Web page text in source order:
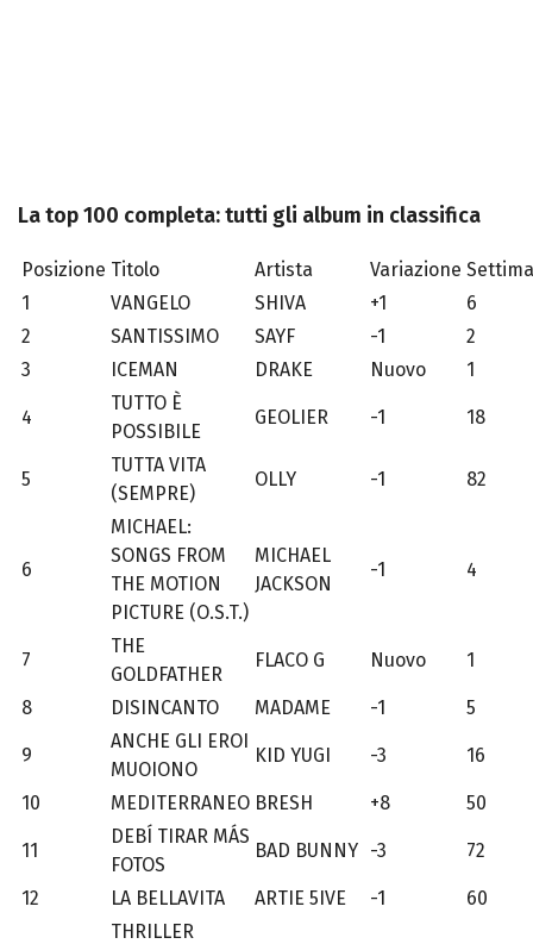
La top 100 completa: tutti gli album in classifica
Posizione Titolo Artista Variazione
1
VANGELO SHIVA +1
6
2
SANTISSIMO SAYF -1
2
3
ICEMAN DRAKE Nuovo 1
4
TUTTO È
POSSIBILE
GEOLIER -1 18
5
TUTTA VITA
(SEMPRE)
OLLY -1 82
6
MICHAEL:
SONGS FROM
THE MOTION
PICTURE (O.S.T.)
MICHAEL
JACKSON
-1 4
7
THE
GOLDFATHER
FLACO G Nuovo 1
8 DISINCANTO MADAME -1 5
9
ANCHE GLI EROI
MUOIONO
KID YUGI -3 16
10 MEDITERRANEO BRESH +8 50
11
DEBÍ TIRAR MÁS
FOTOS
BAD BUNNY -3 72
12 LA BELLAVITA ARTIE 5IVE -1 60
THRILLER